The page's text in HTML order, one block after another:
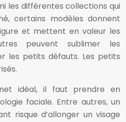
les différentes collections qui
certains modèles donnent
et mettent en valeur les
peuvent sublimer les
les petits défauts. Les petits
idéal, il faut prendre en
faciale. Entre autres, un
risque d’allonger un visage